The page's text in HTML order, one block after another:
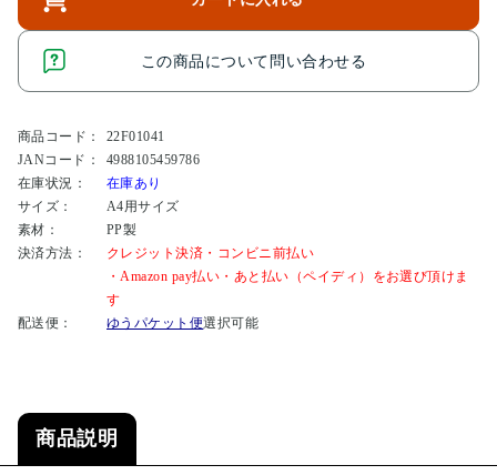
この商品について問い合わせる
商品コード：
22F01041
JANコード：
4988105459786
在庫状況：
在庫あり
サイズ：
A4用サイズ
素材：
PP製
決済方法：
クレジット決済・コンビニ前払い
・Amazon pay払い・あと払い（ペイディ）をお選び頂けま
す
配送便：
ゆうパケット便選択可能
商品説明